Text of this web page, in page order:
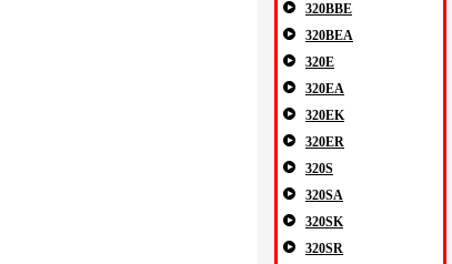
320BBE
320BEA
320E
320EA
320EK
320ER
320S
320SA
320SK
320SR